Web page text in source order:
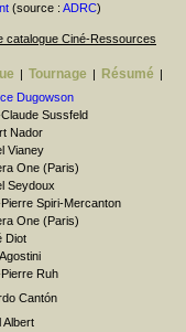
(source : ADRC)
catalogue Ciné-Ressources
| Tournage | Résumé |
Dugowson
Sussfeld
Nador
Vianey
One (Paris)
Seydoux
Spiri-Mercanton
One (Paris)
Diot
Ruh
Cantón
Albert